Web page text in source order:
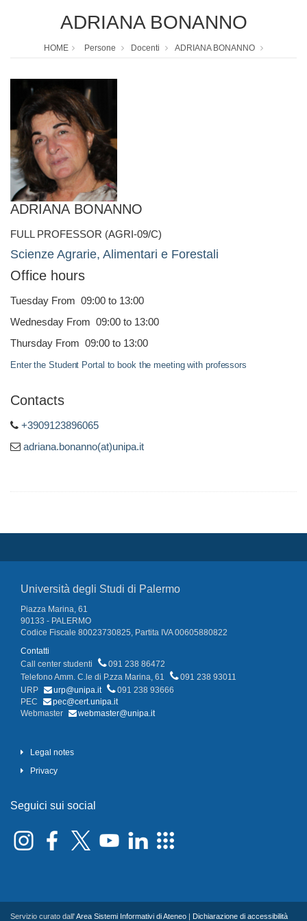
ADRIANA BONANNO
HOME Persone Docenti ADRIANA BONANNO
ADRIANA BONANNO
FULL PROFESSOR (AGRI-09/C)
Scienze Agrarie, Alimentari e Forestali
Office hours
Tuesday From 09:00 to 13:00
Wednesday From 09:00 to 13:00
Thursday From 09:00 to 13:00
Enter the Student Portal to book the meeting with professors
Contacts
+3909123896065
adriana.bonanno(at)unipa.it
Università degli Studi di Palermo
Piazza Marina, 61
90133 - PALERMO
Codice Fiscale 80023730825, Partita IVA 00605880822
Contatti
Call center studenti
091 238 86472
Telefono Amm. C.le di P.zza Marina, 61
091 238 93011
URP
urp@unipa.it
091 238 93666
PEC
pec@cert.unipa.it
Webmaster
webmaster@unipa.it
Legal notes
Privacy
Seguici sui social
Servizio curato dall'Area Sistemi Informativi di Ateneo | Dichiarazione di accessibilità